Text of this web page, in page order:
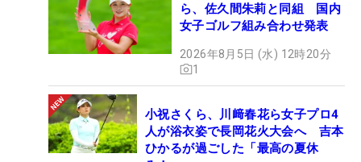
ら、佐久間朱莉と同組 国内
女子ゴルフ組み合わせ発表
2026年8月5日 (水) 12時20分
1
小祝さくら、川﨑春花ら女子プロ4
人が浴衣姿で長岡花火大会へ 吉本
ひかるが過ごした「最高の夏休